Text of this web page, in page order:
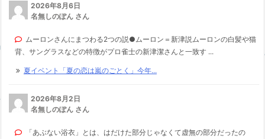
2026年8月6日
名無しのぽん さん
ムーロンさんにまつわる2つの説●ムーロン＝新津説ムーロンの白髪や猫
背、サングラスなどの特徴がプロ雀士の新津潔さんと一致す ...
夏イベント「夏の恋は嵐のごとく」今年...
2026年8月2日
名無しのぽん さん
「あぶない浴衣」とは、はだけた部分じゃなくて虚無の部分だったの